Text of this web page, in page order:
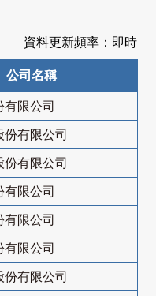
資料更新頻率：即時
公司名稱
有限公司
有限公司
有限公司
有限公司
限公司
限公司
有限公司